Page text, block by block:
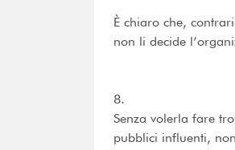
È chiaro che,
non li decide
8.
Senza volerla fare
pubblici influenti,